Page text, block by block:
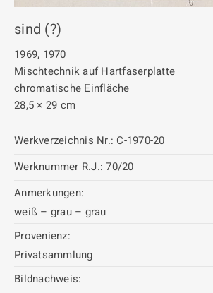
sind (?)
1969, 1970
Mischtechnik auf Hartfaserplatte
chromatische Einfläche
28,5 × 29 cm
Werkverzeichnis Nr.: C-1970-20
Werknummer R.J.: 70/20
Anmerkungen:
weiß – grau – grau
Provenienz:
Privatsammlung
Bildnachweis: